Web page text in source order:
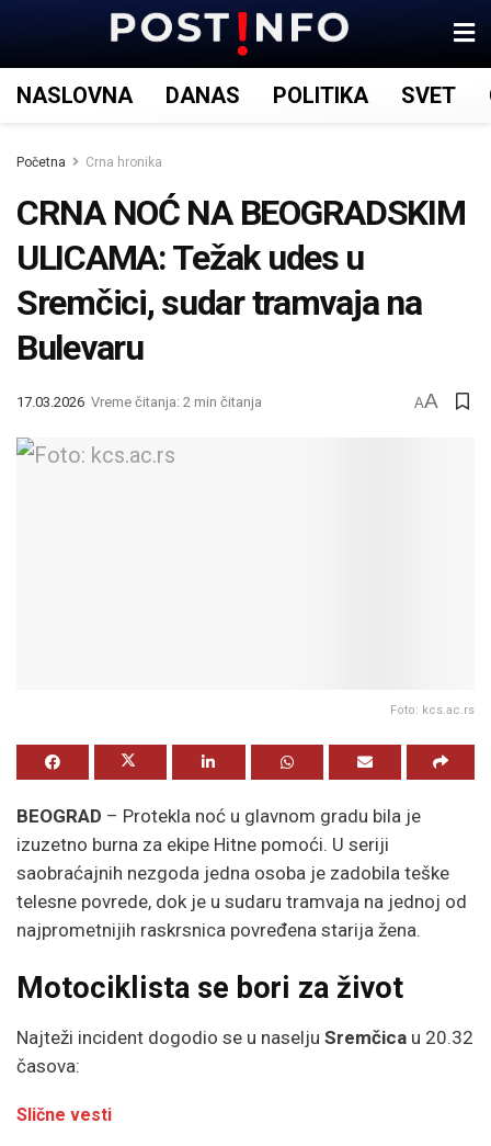
NASLOVNA DANAS POLITIKA SVET
Početna Crna hronika
CRNA NOĆ NA BEOGRADSKIM
ULICAMA: Težak udes u
Sremčici, sudar tramvaja na
Bulevaru
17.03.2026 Vreme čitanja: 2 min čitanja AA
Foto: kcs.ac.rs
BEOGRAD – Protekla noć u glavnom gradu bila je
izuzetno burna za ekipe Hitne pomoći. U seriji
saobraćajnih nezgoda jedna osoba je zadobila teške
telesne povrede, dok je u sudaru tramvaja na jednoj od
najprometnijih raskrsnica povređena starija žena.
Motociklista se bori za život
Najteži incident dogodio se u naselju Sremčica u 20.32
časova:
Slične vesti